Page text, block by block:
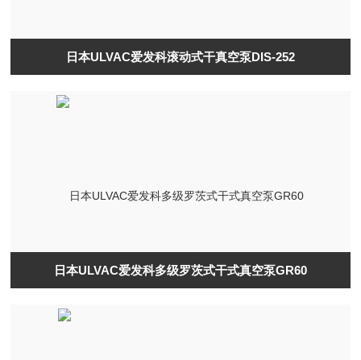
日本ULVAC爱发科滚动式干真空泵DIS-252
日本ULVAC爱发科多级罗茨式干式真空泵GR60